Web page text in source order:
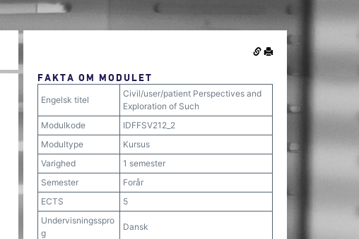
FAKTA OM MODULET
Engelsk titel
Civil/user/patient Perspectives and
Exploration of Such
Modulkode
IDFFSV212_2
Modultype
Kursus
Varighed
1 semester
Semester
Forår
ECTS
5
Undervisningsspro
g
Dansk